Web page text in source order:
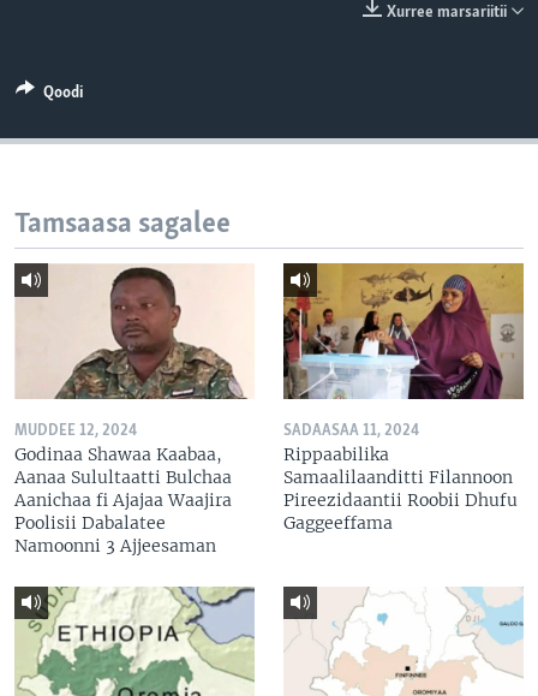
Xurree marsariitii
Qoodi
Tamsaasa sagalee
MUDDEE 12, 2024
Godinaa Shawaa Kaabaa,
Aanaa Sulultaatti Bulchaa
Aanichaa fi Ajajaa Waajira
Poolisii Dabalatee
Namoonni 3 Ajjeesaman
SADAASAA 11, 2024
Rippaabilika
Samaalilaanditti Filannoon
Pireezidaantii Roobii Dhufu
Gaggeeffama